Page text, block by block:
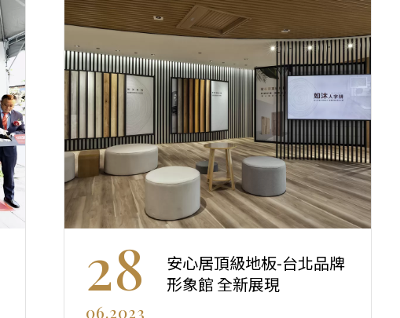
28
06.2023
安心居頂級地板-台北品牌
形象館 全新展現